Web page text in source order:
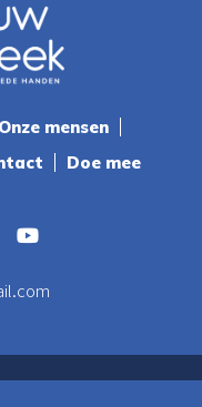
Onze mensen
Doe mee
©Blauw Dilbeek